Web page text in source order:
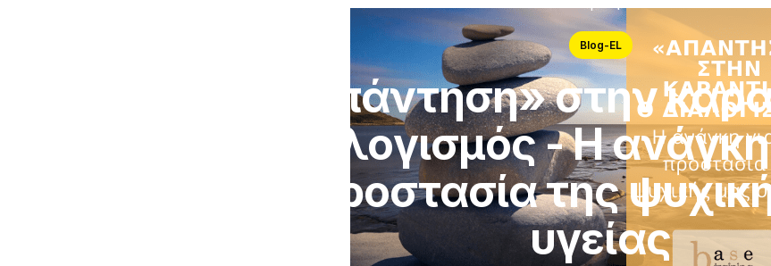
Blog-EL
«Απάντηση» στην
διαλογισμός - Η ανάγκη
προστασία της
υγείας